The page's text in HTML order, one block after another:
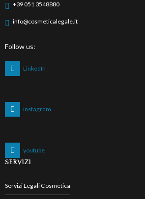
+39 051 3548880
info@cosmeticalegale.it
Follow us:
LinkedIn
instagram
youtube
SERVIZI
Servizi Legali Cosmetica